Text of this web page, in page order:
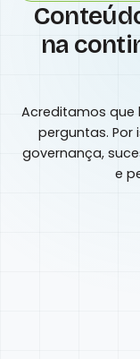
na
Acreditamos
perguntas. Por
governança,
e